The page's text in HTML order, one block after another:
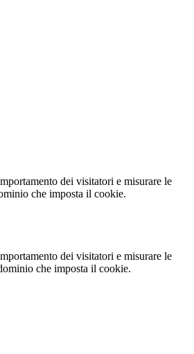
dei visitatori e misurare le
che imposta il cookie.
dei visitatori e misurare le
che imposta il cookie.